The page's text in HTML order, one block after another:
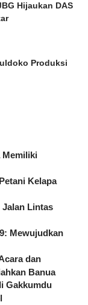
Hijaukan DAS
Produksi
Memiliki
Kelapa
Jalan Lintas
Mewujudkan
dan
Banua
Gakkumdu